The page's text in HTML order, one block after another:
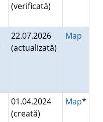
(verificată)
22.07.2026
(actualizată)
Map
01.04.2024
(creată)
Map*